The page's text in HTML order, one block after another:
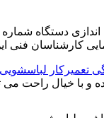
دستگاه
کارشناسان فنی
تعمیرکار
با خیال راحت می